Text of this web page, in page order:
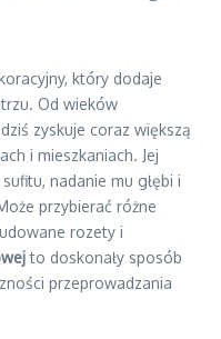
który dodaje
Od wieków
zyskuje coraz większą
i mieszkaniach. Jej
nadanie mu głębi i
przybierać różne
rozety i
to doskonały sposób
przeprowadzania